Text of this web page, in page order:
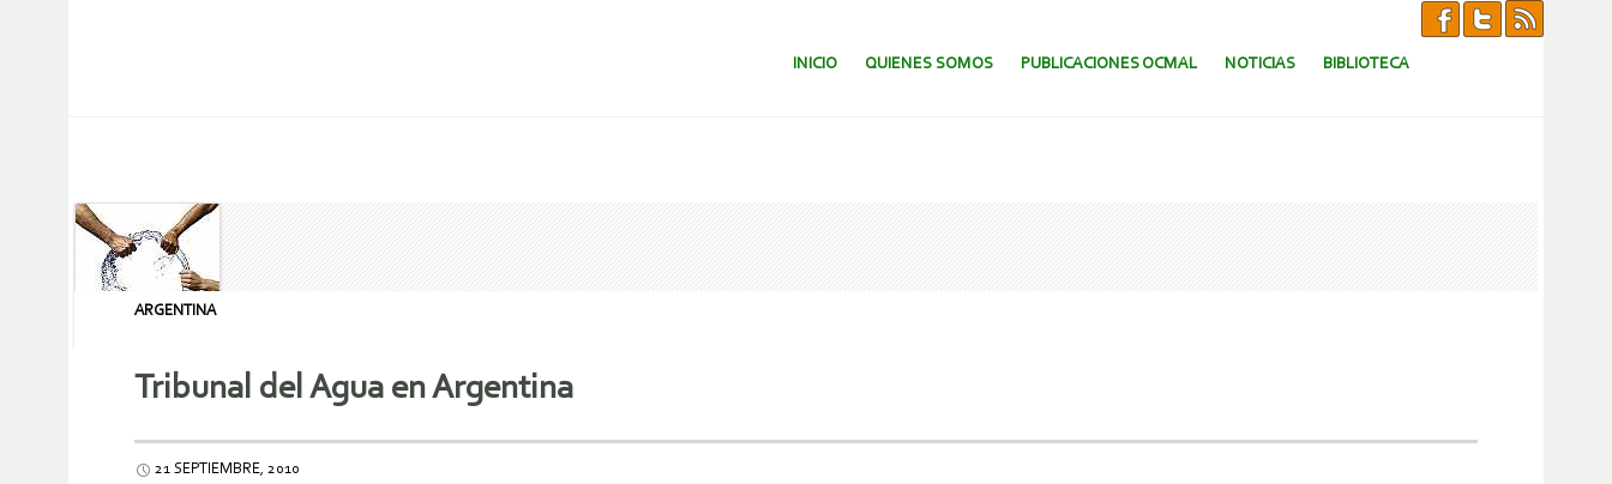
SALTAR AL CONTENIDO.
INICIO QUIENES SOMOS PUBLICACIONES OCMAL NOTICIAS BIBLIOTECA
ARGENTINA
Tribunal del Agua en Argentina
21 SEPTIEMBRE, 2010